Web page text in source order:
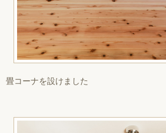
畳コーナを設けました